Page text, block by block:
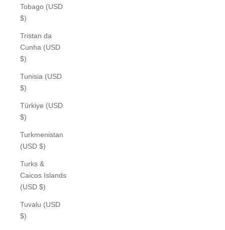
Tobago (USD
$)
Tristan da
Cunha (USD
$)
Tunisia (USD
$)
Türkiye (USD
$)
Turkmenistan
(USD $)
Turks &
Caicos Islands
(USD $)
Tuvalu (USD
$)